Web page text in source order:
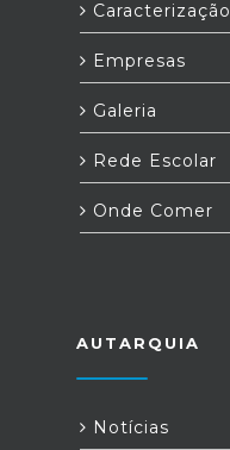
Caracterização
Empresas
Galeria
Rede Escolar
Onde Comer
AUTARQUIA
Notícias